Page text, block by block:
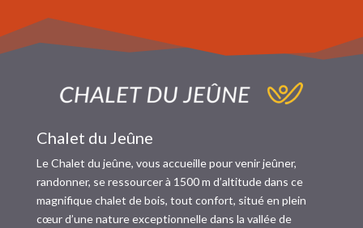
Chalet du Jeûne
Le Chalet du jeûne, vous accueille pour venir jeûner,
randonner, se ressourcer à 1500 m d’altitude dans ce
magnifique chalet de bois, tout confort, situé en plein
cœur d’une nature exceptionnelle dans la vallée de